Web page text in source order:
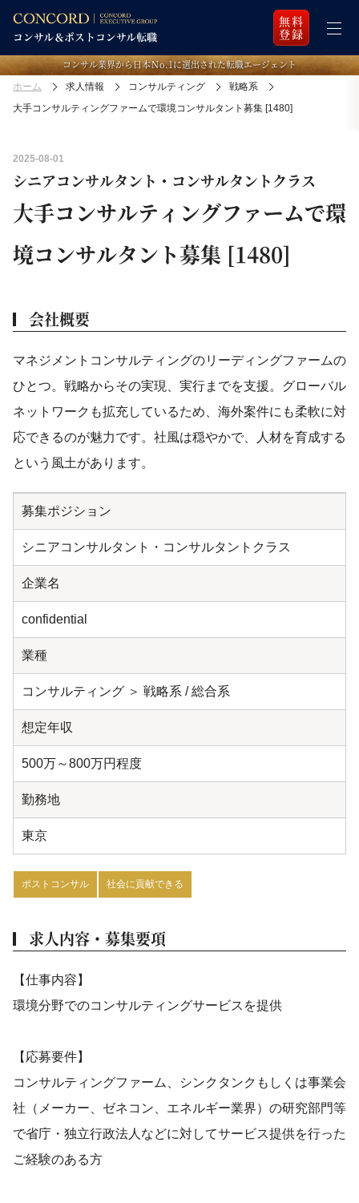
無料
登録
コンサル業界から日本Ｎo.1に選出された転職エージェント
ホーム 求人情報 コンサルティング
戦略系
大手コンサルティングファームで環境コンサルタント募集 [1480]
2025-08-01
シニアコンサルタント・コンサルタントクラス
大手コンサルティングファームで環
境コンサルタント募集 [1480]
会社概要
マネジメントコンサルティングのリーディングファームの
ひとつ。戦略からその実現、実行までを支援。グローバル
ネットワークも拡充しているため、海外案件にも柔軟に対
応できるのが魅力です。社風は穏やかで、人材を育成する
という風土があります。
募集ポジション
シニアコンサルタント・コンサルタントクラス
企業名
confidential
業種
コンサルティング ＞ 戦略系 / 総合系
想定年収
500万～800万円程度
勤務地
東京
ポストコンサル 社会に貢献できる
求人内容・募集要項
【仕事内容】
環境分野でのコンサルティングサービスを提供
【応募要件】
コンサルティングファーム、シンクタンクもしくは事業会
社（メーカー、ゼネコン、エネルギー業界）の研究部門等
で省庁・独立行政法人などに対してサービス提供を行った
ご経験のある方